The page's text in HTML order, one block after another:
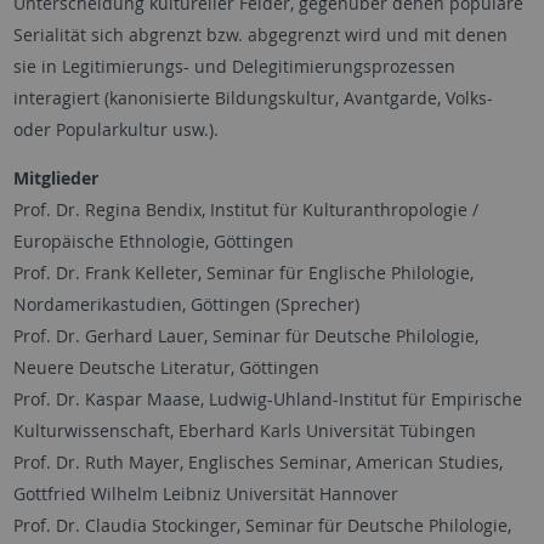
Serialität sich abgrenzt bzw. abgegrenzt wird und mit denen
sie in Legitimierungs- und Delegitimierungsprozessen
interagiert (kanonisierte Bildungskultur, Avantgarde, Volks-
oder Popularkultur usw.).
Mitglieder
Prof. Dr. Regina Bendix, Institut für Kulturanthropologie /
Europäische Ethnologie, Göttingen
Prof. Dr. Frank Kelleter, Seminar für Englische Philologie,
Nordamerikastudien, Göttingen (Sprecher)
Prof. Dr. Gerhard Lauer, Seminar für Deutsche Philologie,
Neuere Deutsche Literatur, Göttingen
Prof. Dr. Kaspar Maase, Ludwig-Uhland-Institut für Empirische
Kulturwissenschaft, Eberhard Karls Universität Tübingen
Prof. Dr. Ruth Mayer, Englisches Seminar, American Studies,
Gottfried Wilhelm Leibniz Universität Hannover
Prof. Dr. Claudia Stockinger, Seminar für Deutsche Philologie,